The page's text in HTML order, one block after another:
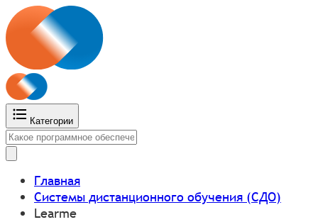
Категории
Главная
Системы дистанционного обучения (СДО)
Learme